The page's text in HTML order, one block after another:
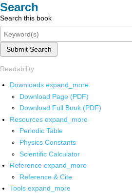
Search
Search this book
Submit Search
Readability
Downloads expand_more
Download Page (PDF)
Download Full Book (PDF)
Resources expand_more
Periodic Table
Physics Constants
Scientific Calculator
Reference expand_more
Reference & Cite
Tools expand_more